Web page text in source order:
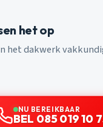
het op
het dakwerk
NU BEREIKBAAR
BEL 085 019 10